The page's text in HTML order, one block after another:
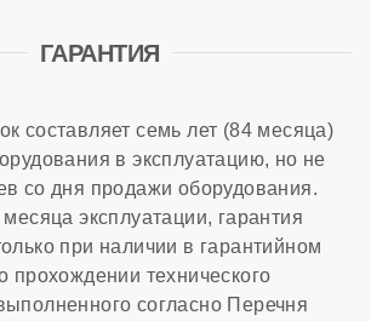
ГАРАНТИЯ
составляет семь лет (84 месяца)
в эксплуатацию, но не
со дня продажи оборудования.
эксплуатации, гарантия
при наличии в гарантийном
прохождении технического
согласно Перечня